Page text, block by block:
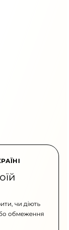
чи діють
обмеження